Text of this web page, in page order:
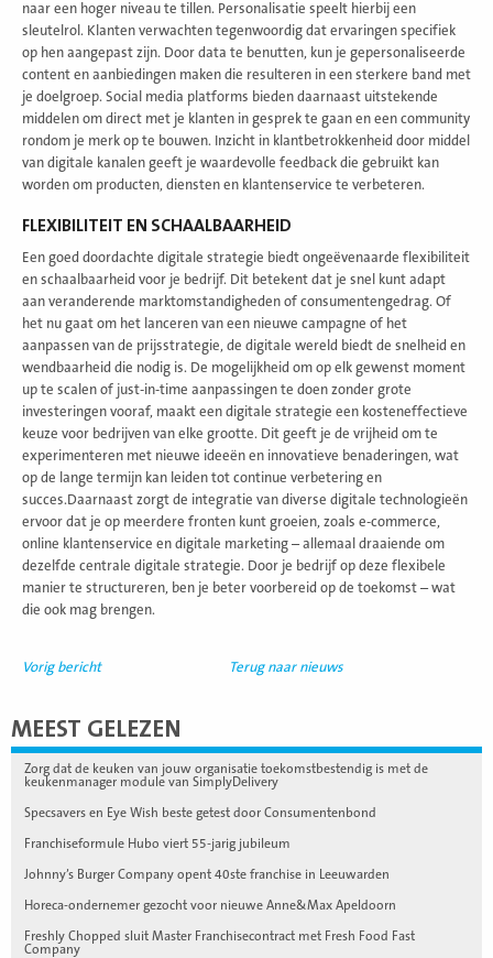
naar een hoger niveau te tillen. Personalisatie speelt hierbij een
sleutelrol. Klanten verwachten tegenwoordig dat ervaringen specifiek
op hen aangepast zijn. Door data te benutten, kun je gepersonaliseerde
content en aanbiedingen maken die resulteren in een sterkere band met
je doelgroep. Social media platforms bieden daarnaast uitstekende
middelen om direct met je klanten in gesprek te gaan en een community
rondom je merk op te bouwen. Inzicht in klantbetrokkenheid door middel
van digitale kanalen geeft je waardevolle feedback die gebruikt kan
worden om producten, diensten en klantenservice te verbeteren.
FLEXIBILITEIT EN SCHAALBAARHEID
Een goed doordachte digitale strategie biedt ongeëvenaarde flexibiliteit
en schaalbaarheid voor je bedrijf. Dit betekent dat je snel kunt adapt
aan veranderende marktomstandigheden of consumentengedrag. Of
het nu gaat om het lanceren van een nieuwe campagne of het
aanpassen van de prijsstrategie, de digitale wereld biedt de snelheid en
wendbaarheid die nodig is. De mogelijkheid om op elk gewenst moment
up te scalen of just-in-time aanpassingen te doen zonder grote
investeringen vooraf, maakt een digitale strategie een kosteneffectieve
keuze voor bedrijven van elke grootte. Dit geeft je de vrijheid om te
experimenteren met nieuwe ideeën en innovatieve benaderingen, wat
op de lange termijn kan leiden tot continue verbetering en
succes.Daarnaast zorgt de integratie van diverse digitale technologieën
ervoor dat je op meerdere fronten kunt groeien, zoals e-commerce,
online klantenservice en digitale marketing – allemaal draaiende om
dezelfde centrale digitale strategie. Door je bedrijf op deze flexibele
manier te structureren, ben je beter voorbereid op de toekomst – wat
die ook mag brengen.
Vorig bericht Terug naar nieuws
MEEST GELEZEN
Zorg dat de keuken van jouw organisatie toekomstbestendig is met de
keukenmanager module van SimplyDelivery
Specsavers en Eye Wish beste getest door Consumentenbond
Franchiseformule Hubo viert 55-jarig jubileum
Johnny’s Burger Company opent 40ste franchise in Leeuwarden
Horeca-ondernemer gezocht voor nieuwe Anne&Max Apeldoorn
Freshly Chopped sluit Master Franchisecontract met Fresh Food Fast
Company